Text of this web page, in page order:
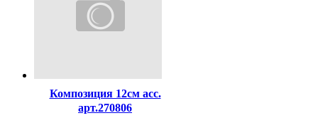
Композиция 12см асс.
арт.270806